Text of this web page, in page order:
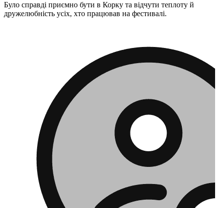
Було справді приємно бути в Корку та відчути теплоту й
дружелюбність усіх, хто працював на фестивалі.